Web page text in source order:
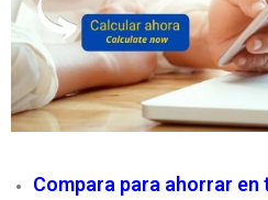
Compara para ahorrar en